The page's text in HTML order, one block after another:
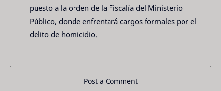
puesto a la orden de la Fiscalía del Ministerio
Público, donde enfrentará cargos formales por el
delito de homicidio.
Post a Comment